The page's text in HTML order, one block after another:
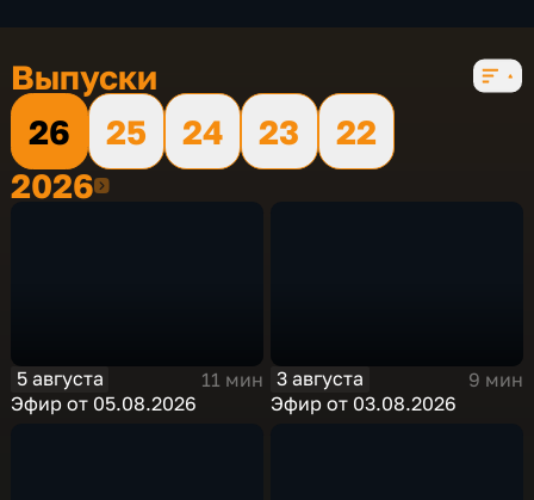
5 сезонов, 838 выпусков
Выпуски
26
25 24 23
22
20262026
5 августа
11 мин
Эфир от 05.08.2026
3 августа
9 мин
Эфир от 03.08.2026